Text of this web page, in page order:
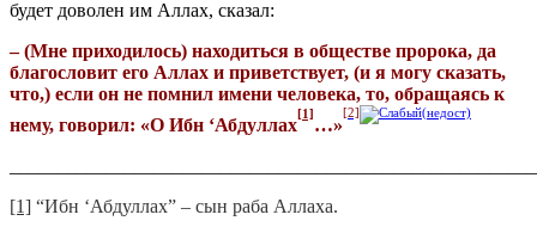
будет доволен им Аллах, сказал:
– (Мне приходилось) находиться в обществе пророка, да
благословит его Аллах и приветствует, (и я могу сказать,
что,) если он не помнил имени человека, то, обращаясь к
нему, говорил: «О Ибн ‘Абдуллах
[1]
…»
[2]
[1] “Ибн ‘Абдуллах” – сын раба Аллаха.